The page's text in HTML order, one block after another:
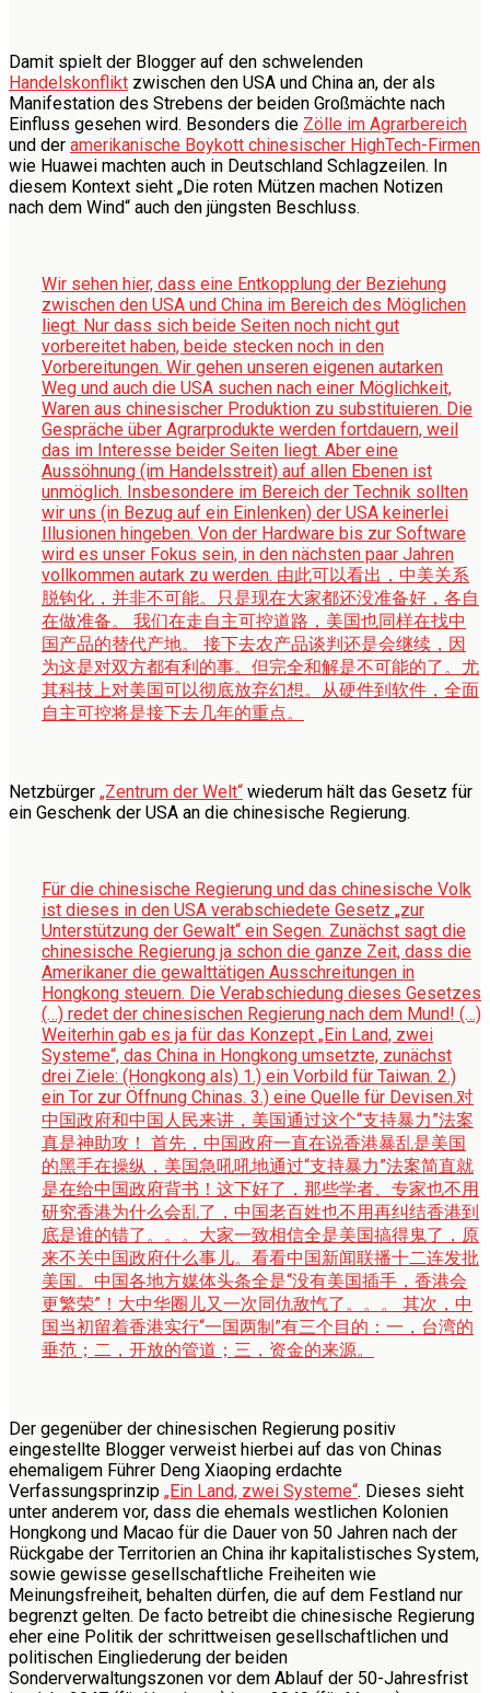
Damit spielt der Blogger auf den schwelenden
Handelskonflikt zwischen den USA und China an, der als
Manifestation des Strebens der beiden Großmächte nach
Einfluss gesehen wird. Besonders die Zölle im Agrarbereich
und der amerikanische Boykott chinesischer HighTech-Firmen
wie Huawei machten auch in Deutschland Schlagzeilen. In
diesem Kontext sieht „Die roten Mützen machen Notizen
nach dem Wind“ auch den jüngsten Beschluss.
Wir sehen hier, dass eine Entkopplung der Beziehung
zwischen den USA und China im Bereich des Möglichen
liegt. Nur dass sich beide Seiten noch nicht gut
vorbereitet haben, beide stecken noch in den
Vorbereitungen. Wir gehen unseren eigenen autarken
Weg und auch die USA suchen nach einer Möglichkeit,
Waren aus chinesischer Produktion zu substituieren. Die
Gespräche über Agrarprodukte werden fortdauern, weil
das im Interesse beider Seiten liegt. Aber eine
Aussöhnung (im Handelsstreit) auf allen Ebenen ist
unmöglich. Insbesondere im Bereich der Technik sollten
wir uns (in Bezug auf ein Einlenken) der USA keinerlei
Illusionen hingeben. Von der Hardware bis zur Software
wird es unser Fokus sein, in den nächsten paar Jahren
vollkommen autark zu werden. 由此可以看出，中美关系
脱钩化，并非不可能。只是现在大家都还没准备好，各自
在做准备。 我们在走自主可控道路，美国也同样在找中
国产品的替代产地。 接下去农产品谈判还是会继续，因
为这是对双方都有利的事。但完全和解是不可能的了。尤
其科技上对美国可以彻底放弃幻想。从硬件到软件，全面
自主可控将是接下去几年的重点。
Netzbürger „Zentrum der Welt“ wiederum hält das Gesetz für
ein Geschenk der USA an die chinesische Regierung.
Für die chinesische Regierung und das chinesische Volk
ist dieses in den USA verabschiedete Gesetz „zur
Unterstützung der Gewalt“ ein Segen. Zunächst sagt die
chinesische Regierung ja schon die ganze Zeit, dass die
Amerikaner die gewalttätigen Ausschreitungen in
Hongkong steuern. Die Verabschiedung dieses Gesetzes
(…) redet der chinesischen Regierung nach dem Mund! (…)
Weiterhin gab es ja für das Konzept „Ein Land, zwei
Systeme“, das China in Hongkong umsetzte, zunächst
drei Ziele: (Hongkong als) 1.) ein Vorbild für Taiwan. 2.)
ein Tor zur Öffnung Chinas. 3.) eine Quelle für Devisen.对
中国政府和中国人民来讲，美国通过这个“支持暴力”法案
真是神助攻！ 首先，中国政府一直在说香港暴乱是美国
的黑手在操纵，美国急吼吼地通过“支持暴力”法案简直就
是在给中国政府背书！这下好了，那些学者、专家也不用
研究香港为什么会乱了，中国老百姓也不用再纠结香港到
底是谁的错了。。。大家一致相信全是美国搞得鬼了，原
来不关中国政府什么事儿。看看中国新闻联播十二连发批
美国。中国各地方媒体头条全是“没有美国插手，香港会
更繁荣”！大中华圈儿又一次同仇敌忾了。。。 其次，中
国当初留着香港实行“一国两制”有三个目的：一，台湾的
垂范；二，开放的管道；三，资金的来源。
Der gegenüber der chinesischen Regierung positiv
eingestellte Blogger verweist hierbei auf das von Chinas
ehemaligem Führer Deng Xiaoping erdachte
Verfassungsprinzip „Ein Land, zwei Systeme“. Dieses sieht
unter anderem vor, dass die ehemals westlichen Kolonien
Hongkong und Macao für die Dauer von 50 Jahren nach der
Rückgabe der Territorien an China ihr kapitalistisches System,
sowie gewisse gesellschaftliche Freiheiten wie
Meinungsfreiheit, behalten dürfen, die auf dem Festland nur
begrenzt gelten. De facto betreibt die chinesische Regierung
eher eine Politik der schrittweisen gesellschaftlichen und
politischen Eingliederung der beiden
Sonderverwaltungszonen vor dem Ablauf der 50-Jahresfrist